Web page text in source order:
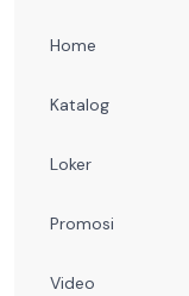
Home
Katalog
Loker
Promosi
Video